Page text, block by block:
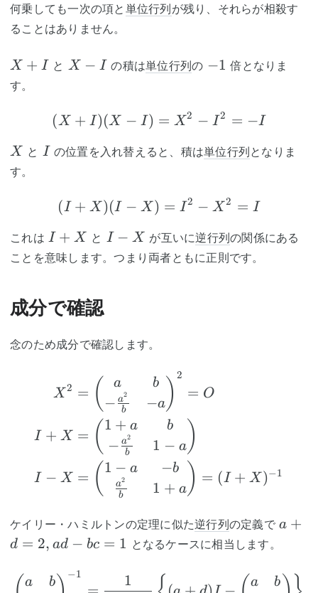
何乗しても一次の項と 単位行列が残り、それらが相殺す
ることはありません。
X+I
X + I と
X-
X − I の積は単位行列の -1
−1 倍となりま
す。
(X+I)(X-I)=X^2-
(X + I)(X − I) = X2 − I2 = −I
X
X と I
Iの位置を入れ替えると、積は単位行列となりま
す。
(I+X)(I-X)=I^2-X^2=I
(I + X )(I − X ) = I2 − X2 = I
これは I+X
I + X と I-
X
I − X が互いに逆行列の関係にある
ことを意味します。つまり両者ともに正則です。
成分で確認
念のため成分で確認します。
\begin{aligned}
X2
I + X
I − X
= ( a
− b
a2
b
−a )
2
= O
= ( 1 + a
− b
a2
b
1 − a )
= ( 1 − a
b
a2
−b
1 + a ) = (I + X )−1
ケイリー・ハミルトンの定理に似た逆行列の定義で a +
d = 2, ad − bc = 1 となるケースに相当します。
a b
−1 1 a b